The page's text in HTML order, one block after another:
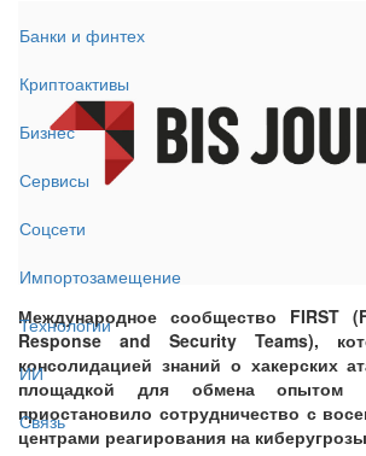
Банки и финтех
Криптоактивы
Бизнес
Сервисы
Соцсети
Импортозамещение
Технологии
ИИ
Связь
Международное сообщество FIRST
Response and Security Teams),
консолидацией знаний о хакерских
площадкой для обмена опытом
приостановило сотрудничество с
центрами реагирования на